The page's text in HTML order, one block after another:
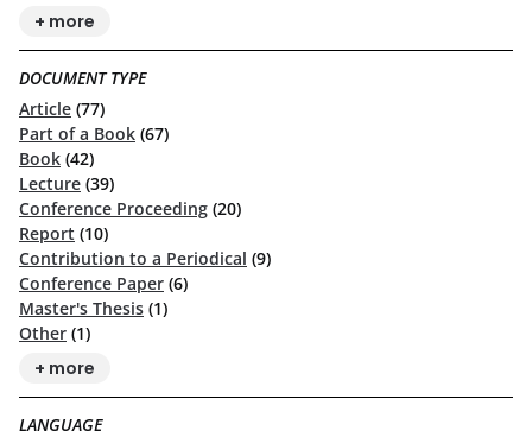
+ more
DOCUMENT TYPE
Article (77)
Part of a Book (67)
Book (42)
Lecture (39)
Conference Proceeding (20)
Report (10)
Contribution to a Periodical (9)
Conference Paper (6)
Master's Thesis (1)
Other (1)
+ more
LANGUAGE